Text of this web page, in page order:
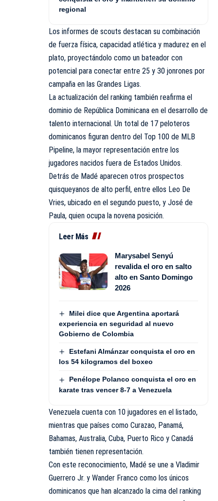
regional
Los informes de scouts destacan su combinación
de fuerza física, capacidad atlética y madurez en el
plato, proyectándolo como un bateador con
potencial para conectar entre 25 y 30 jonrones por
campaña en las Grandes Ligas.
La actualización del ranking también reafirma el
dominio de República Dominicana en el desarrollo de
talento internacional. Un total de 17 peloteros
dominicanos figuran dentro del Top 100 de MLB
Pipeline, la mayor representación entre los
jugadores nacidos fuera de Estados Unidos.
Detrás de Madé aparecen otros prospectos
quisqueyanos de alto perfil, entre ellos Leo De
Vries, ubicado en el segundo puesto, y José de
Paula, quien ocupa la novena posición.
Leer Más
Marysabel Senyú
revalida el oro en salto
alto en Santo Domingo
2026
Milei dice que Argentina aportará
experiencia en seguridad al nuevo
Gobierno de Colombia
Estefani Almánzar conquista el oro en
los 54 kilogramos del boxeo
Penélope Polanco conquista el oro en
karate tras vencer 8-7 a Venezuela
Venezuela cuenta con 10 jugadores en el listado,
mientras que países como Curazao, Panamá,
Bahamas, Australia, Cuba, Puerto Rico y Canadá
también tienen representación.
Con este reconocimiento, Madé se une a Vladimir
Guerrero Jr. y Wander Franco como los únicos
dominicanos que han alcanzado la cima del ranking